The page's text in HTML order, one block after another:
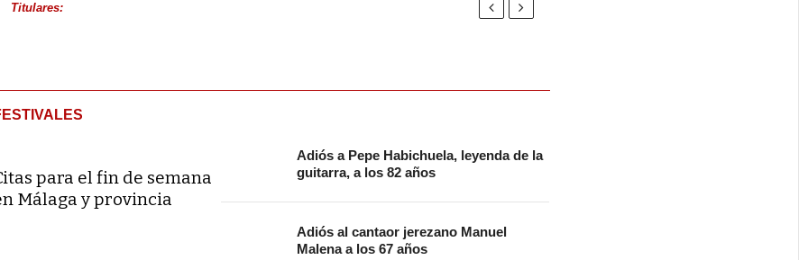
Titulares:
para el fin de semana
Málaga y provincia
Adiós a Pepe Habichuela, leyenda de la
guitarra, a los 82 años
Adiós al cantaor jerezano Manuel
Malena a los 67 años